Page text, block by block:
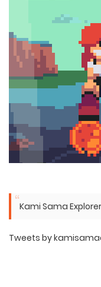
Kami Sama Explorer
Tweets by